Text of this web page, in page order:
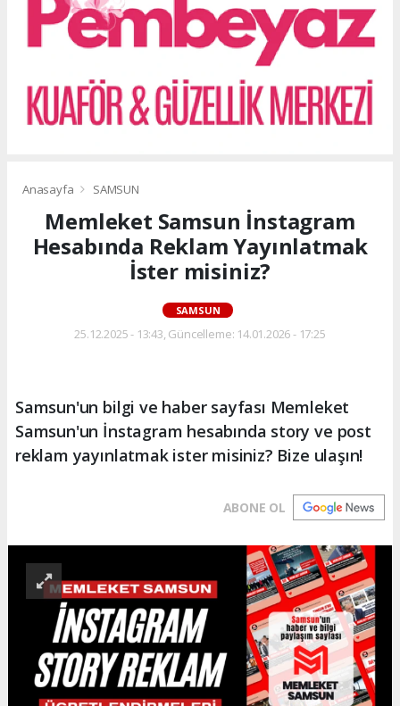
Anasayfa SAMSUN
Memleket Samsun İnstagram
Hesabında Reklam Yayınlatmak
İster misiniz?
SAMSUN
25.12.2025 - 13:43, Güncelleme: 14.01.2026 - 17:25
Samsun'un bilgi ve haber sayfası Memleket
Samsun'un İnstagram hesabında story ve post
reklam yayınlatmak ister misiniz? Bize ulaşın!
ABONE OL